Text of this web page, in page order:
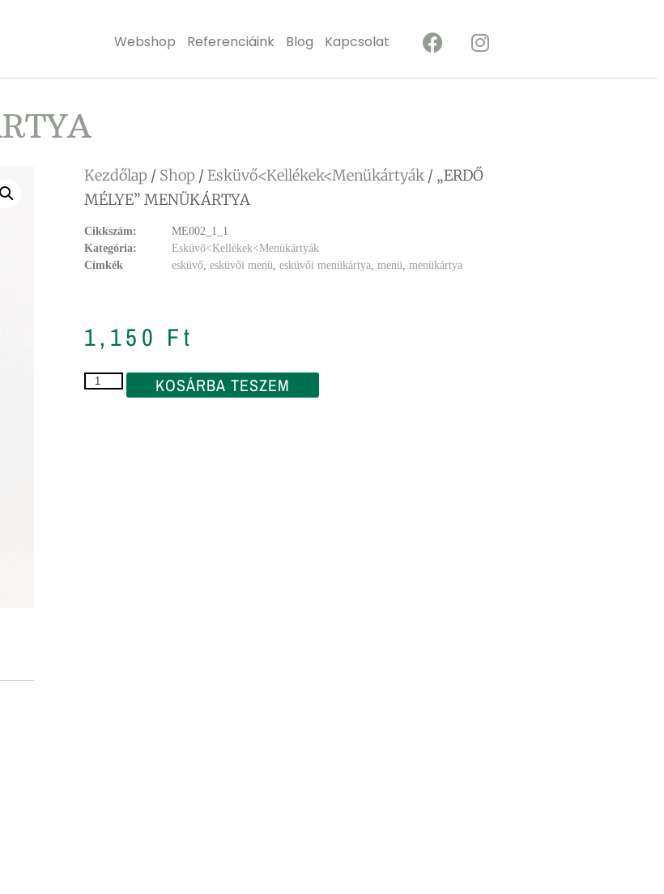
Webshop Referenciáink Blog Kapcsolat
Kezdőlap / Shop / Esküvő<Kellékek<Menükártyák / „ERDŐ
MÉLYE” MENÜKÁRTYA
Cikkszám:
ME002_1_1
Kategória:
Esküvő<Kellékek<Menükártyák
Címkék
esküvő, esküvői menü, esküvői menükártya, menü, menükártya
1,150 Ft
KOSÁRBA TESZEM